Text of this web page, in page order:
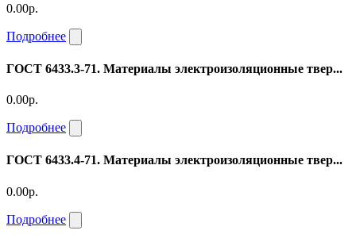
0.00р.
Подробнее
ГОСТ 6433.3-71. Материалы электроизоляционные твер...
0.00р.
Подробнее
ГОСТ 6433.4-71. Материалы электроизоляционные твер...
0.00р.
Подробнее